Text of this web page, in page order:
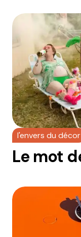
l'envers du décor
Le mot